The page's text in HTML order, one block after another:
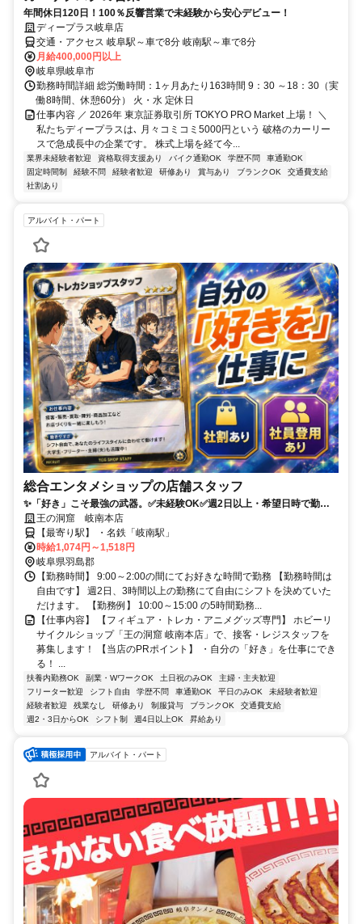
年間休日120日！100％反響営業で未経験から安心デビュー！
ディープラス岐阜店
交通・アクセス 岐阜駅～車で8分 岐南駅～車で8分
月給400,000円以上
岐阜県岐阜市
勤務時間詳細 総労働時間：1ヶ月あたり163時間 9：30 ～18：30（実
働8時間、休憩60分） 火・水 定休日
仕事内容 ／ 2026年 東京証券取引所 TOKYO PRO Market 上場！ ＼
私たちディープラスは､ 月々コミコミ5000円という 破格のカーリー
スで急成長中の企業です。 株式上場を経て今...
業界未経験者歓迎 資格取得支援あり バイク通勤OK 学歴不問
車通勤OK
固定時間制
経験不問 経験者歓迎 研修あり 賞与あり ブランクOK
交通費支給
社割あり
アルバイト・パート
総合エンタメショップの店舗スタッフ
✨「好き」こそ最強の武器。✅未経験OK✅週2日以上・希望日時で勤務
可能✅トレカやゲームなど「好き」を仕事に
王の洞窟 岐南本店
【最寄り駅】 ・名鉄「岐南駅」
時給1,074円～1,518円
岐阜県羽島郡
【勤務時間】 9:00～2:00の間にてお好きな時間で勤務 【勤務時間は
自由です】 週2日、3時間以上の勤務にて自由にシフトを決めていた
だけます。 【勤務例】 10:00～15:00 の5時間勤務...
【仕事内容】 【フィギュア・トレカ・アニメグッズ専門】 ホビーリ
サイクルショップ「王の洞窟 岐南本店」で、接客・レジスタッフを
募集します！ 【当店のPRポイント】 ・自分の「好き」を仕事にでき
る！ ...
扶養内勤務OK 副業・WワークOK 土日祝のみOK
主婦・主夫歓迎
フリーター歓迎
シフト自由 学歴不問 車通勤OK 平日のみOK
未経験者歓迎
経験者歓迎
残業なし 研修あり 制服貸与 ブランクOK
交通費支給
週2・3日からOK
シフト制 週4日以上OK 昇給あり
アルバイト・パート